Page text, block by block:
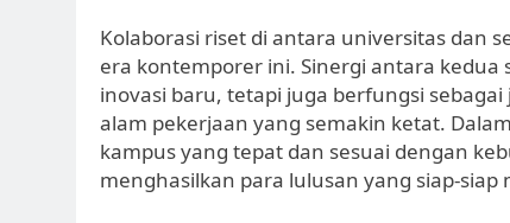
Kolaborasi riset di antara universitas dan
era kontemporer ini. Sinergi antara
inovasi baru, tetapi juga berfungsi
alam pekerjaan yang semakin ketat.
kampus yang tepat dan sesuai dengan
menghasilkan para lulusan yang siap-